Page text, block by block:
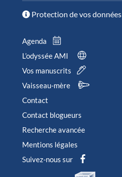
Protection de vos données
Agenda
L’odyssée AMI
Vos manuscrits
Vaisseau-mère
Contact
Contact blogueurs
Recherche avancée
Mentions légales
Suivez-nous sur